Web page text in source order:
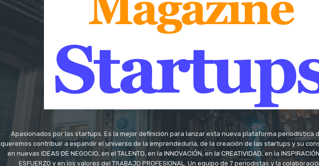
Apasionados por las startups. Es la mejor definición para lanzar esta nueva plataforma periodística
queremos contribuir a expandir el universo de la emprendeduría, de la creación de las startups y su
en nuevas IDEAS DE NEGOCIO, en el TALENTO, en la INNOVACIÓN, en la CREATIVIDAD, en la
ESFUERZO y en los valores del TRABAJO PROFESIONAL. Un equipo de 7 periodistas y la